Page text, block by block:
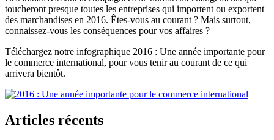
toucheront presque toutes les entreprises qui importent ou exportent
des marchandises en 2016. Êtes-vous au courant ? Mais surtout,
connaissez-vous les conséquences pour vos affaires ?
Téléchargez notre infographique 2016 : Une année importante pour
le commerce international, pour vous tenir au courant de ce qui
arrivera bientôt.
Articles récents